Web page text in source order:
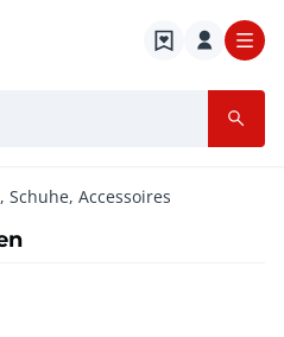
Schuhe, Accessoires